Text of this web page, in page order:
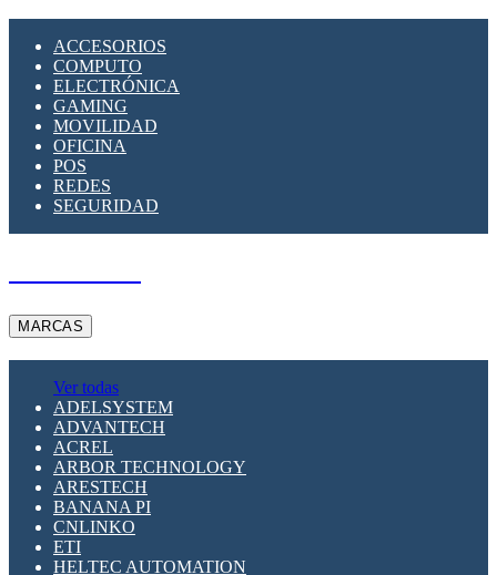
SUPRESOR DE TRANSIENTES SPDS PARA
APLICACIONES FOTOVOLTAICAS
ACCESORIOS
COMPUTO
ELECTRÓNICA
GAMING
MOVILIDAD
OFICINA
POS
REDES
SEGURIDAD
MARCAS
Ver todas
ADELSYSTEM
ADVANTECH
ACREL
ARBOR TECHNOLOGY
ARESTECH
BANANA PI
CNLINKO
ETI
HELTEC AUTOMATION